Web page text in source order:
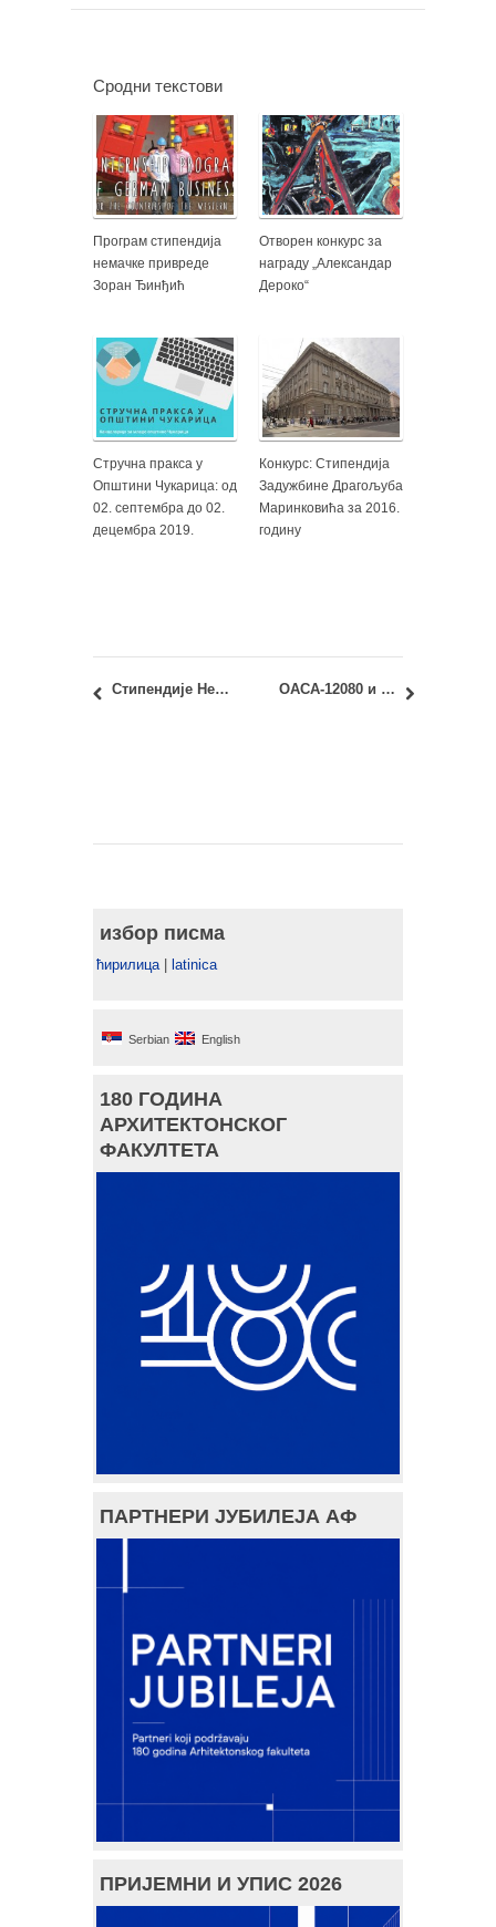
Сродни текстови
Програм стипендија
немачке привреде
Зоран Ђинђић
Отворен конкурс за
награду „Александар
Дероко“
Стручна пракса у
Општини Чукарица: од
02. септембра до 02.
децембра 2019.
Конкурс: Стипендија
Задужбине Драгољуба
Маринковића за 2016.
годину
Стипендије Немачке фондације за животну средину – DBU MOE за 2019. ОАСА-12080 и ИАСА-12080 – Геометрија облика 2: Промена термина другог колоквијума
избор писма
ћирилица latinica
Serbian English
180 ГОДИНА
АРХИТЕКТОНСКОГ
ФАКУЛТЕТА
ПАРТНЕРИ ЈУБИЛЕЈА АФ
ПРИЈЕМНИ И УПИС 2026